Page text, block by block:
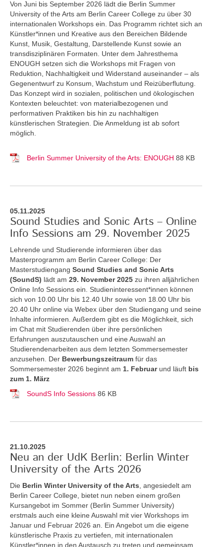
Von Juni bis September 2026 lädt die Berlin Summer
University of the Arts am Berlin Career College zu über 30
internationalen Workshops ein. Das Programm richtet sich an
Künstler*innen und Kreative aus den Bereichen Bildende
Kunst, Musik, Gestaltung, Darstellende Kunst sowie an
transdisziplinären Formaten. Unter dem Jahresthema
ENOUGH setzen sich die Workshops mit Fragen von
Reduktion, Nachhaltigkeit und Widerstand auseinander – als
Gegenentwurf zu Konsum, Wachstum und Reizüberflutung.
Das Konzept wird in sozialen, politischen und ökologischen
Kontexten beleuchtet: von materialbezogenen und
performativen Praktiken bis hin zu nachhaltigen
künstlerischen Strategien. Die Anmeldung ist ab sofort
möglich.
Berlin Summer University of the Arts: ENOUGH 88 KB
05.11.2025
Sound Studies and Sonic Arts – Online
Info Sessions am 29. November 2025
Lehrende und Studierende informieren über das
Masterprogramm am Berlin Career College: Der
Masterstudiengang Sound Studies and Sonic Arts
(SoundS) lädt am 29. November 2025 zu ihren alljährlichen
Online Info Sessions ein. Studieninteressent*innen können
sich von 10.00 Uhr bis 12.40 Uhr sowie von 18.00 Uhr bis
20.40 Uhr online via Webex über den Studiengang und seine
Inhalte informieren. Außerdem gibt es die Möglichkeit, sich
im Chat mit Studierenden über ihre persönlichen
Erfahrungen auszutauschen und eine Auswahl an
Studierendenarbeiten aus dem letzten Sommersemester
anzusehen. Der Bewerbungszeitraum für das
Sommersemester 2026 beginnt am 1. Februar und läuft bis
zum 1. März
SoundS Info Sessions 86 KB
21.10.2025
Neu an der UdK Berlin: Berlin Winter
University of the Arts 2026
Die Berlin Winter University of the Arts , angesiedelt am
Berlin Career College, bietet nun neben einem großen
Kursangebot im Sommer (Berlin Summer University)
erstmals auch eine kleine Auswahl mit vier Workshops im
Januar und Februar 2026 an. Ein Angebot um die eigene
künstlerische Praxis zu vertiefen, mit internationalen
Künstler*innen in den Austausch zu treten und gemeinsam